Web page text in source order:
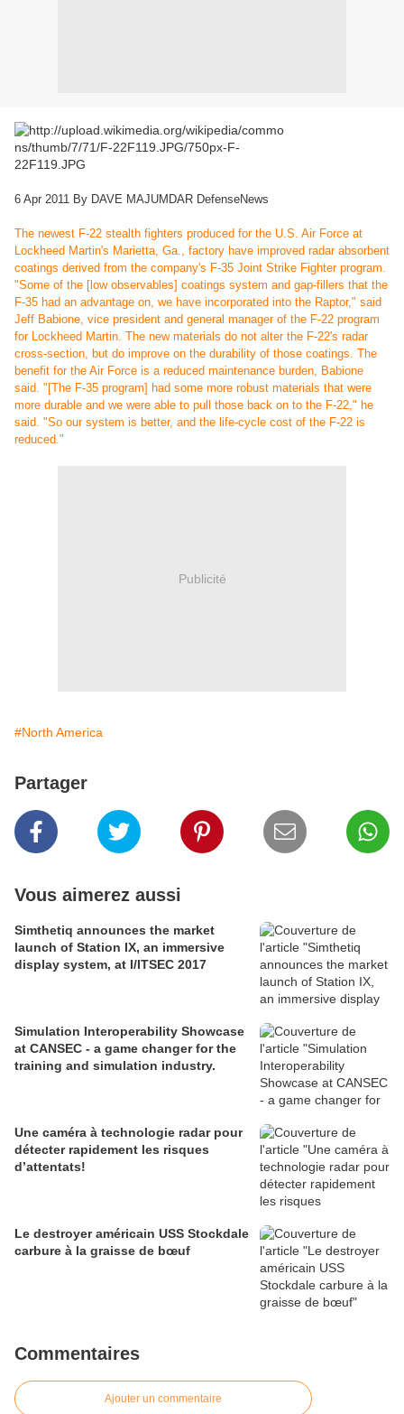
6 Apr 2011 By DAVE MAJUMDAR DefenseNews
The newest F-22 stealth fighters produced for the U.S. Air Force at
Lockheed Martin's Marietta, Ga., factory have improved radar absorbent
coatings derived from the company's F-35 Joint Strike Fighter program.
"Some of the [low observables] coatings system and gap-fillers that the
F-35 had an advantage on, we have incorporated into the Raptor," said
Jeff Babione, vice president and general manager of the F-22 program
for Lockheed Martin. The new materials do not alter the F-22's radar
cross-section, but do improve on the durability of those coatings. The
benefit for the Air Force is a reduced maintenance burden, Babione
said. "[The F-35 program] had some more robust materials that were
more durable and we were able to pull those back on to the F-22," he
said. "So our system is better, and the life-cycle cost of the F-22 is
reduced."
Publicité
#North America
Partager
Vous aimerez aussi
Simthetiq announces the market
launch of Station IX, an immersive
display system, at I/ITSEC 2017
Simulation Interoperability Showcase
at CANSEC - a game changer for the
training and simulation industry.
Une caméra à technologie radar pour
détecter rapidement les risques
d’attentats!
Le destroyer américain USS Stockdale
carbure à la graisse de bœuf
Commentaires
Ajouter un commentaire